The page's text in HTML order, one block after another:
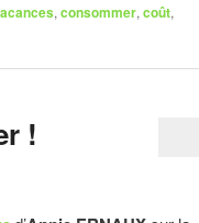
, consommer, coût,
!